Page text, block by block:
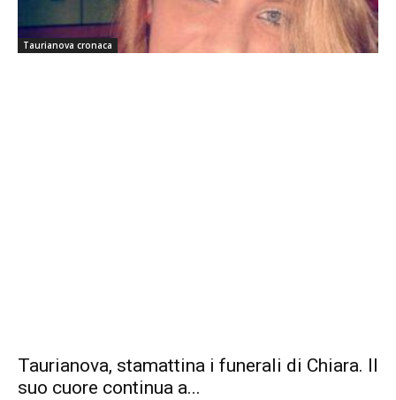
Taurianova cronaca
Taurianova, stamattina i funerali di Chiara. Il
suo cuore continua a...